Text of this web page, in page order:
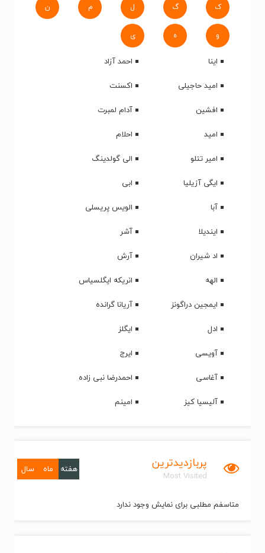
ک گ ل م ن
و ه ی
اینا
احمد آزاد
امید حاجیلی
اکسنت
افشین
آدام لمبرت
امید
احلام
امیر تتلو
الی گولدینگ
ایگی آزیلیا
ابی
آبا
الویس پریسلی
ایندیلا
آشر
اد شیران
آرش
الهه
انریکه ایگلسیاس
ایمجین دراگونز
آریانا گرانده
ادل
ایگلز
آویسی
ایرج
آغاسی
احمدرضا نبی زاده
آلیسیا کیز
امینم
پربازدیدترین
Most Visited
هفته ماه سال
متاسفم مطلبی برای نمایش وجود ندارد